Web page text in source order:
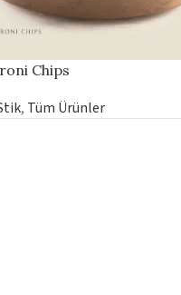
Chips
, Tüm Ürünler